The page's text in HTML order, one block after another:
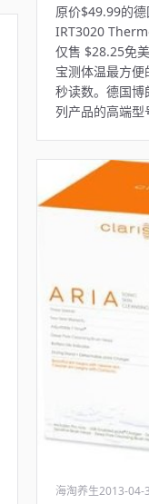
原价$49.99的
IRT3020
仅售 $28.25免
宝测体温最方
秒读数。德国博
列产品的高端型
海淘养生2013-04-